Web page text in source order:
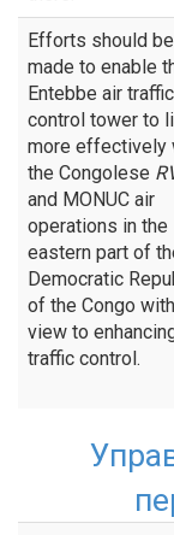
Efforts should be
made to enable
Entebbe air traffic
control tower to
more effectively
the Congolese
and MONUC air
operations in the
eastern part of
Democratic
of the Congo
view to
traffic control.